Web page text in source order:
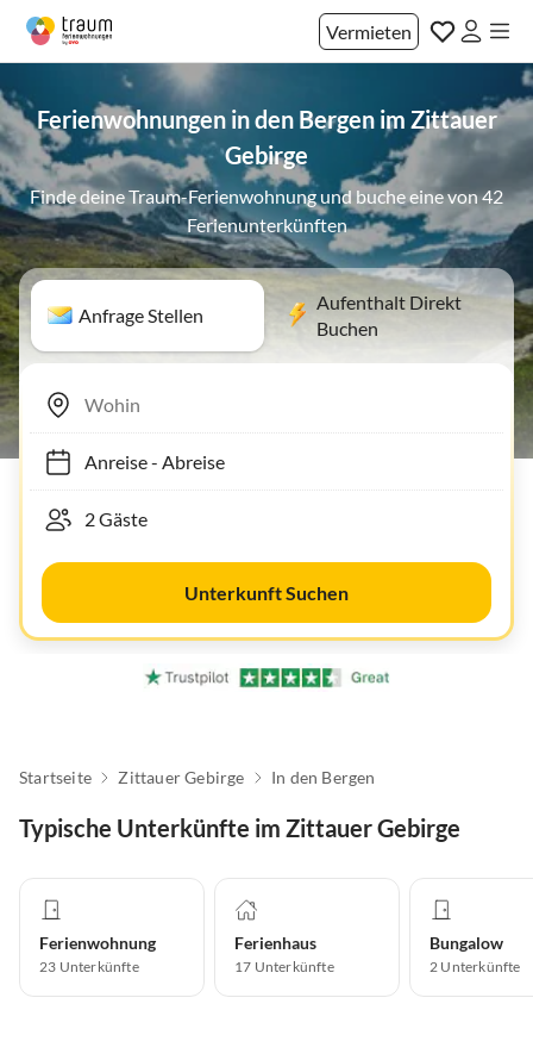
Vermieten
Ferienwohnungen in den Bergen im Zittauer
Gebirge
Finde deine Traum-Ferienwohnung und buche eine von 42
Ferienunterkünften
Anfrage Stellen
Aufenthalt Direkt
Buchen
Anreise- Abreise
Unterkunft Suchen
Startseite Zittauer Gebirge In den Bergen
Typische Unterkünfte im Zittauer Gebirge
Ferienwohnung
23 Unterkünfte
Ferienhaus
17 Unterkünfte
Bungalow
2 Unterkünfte